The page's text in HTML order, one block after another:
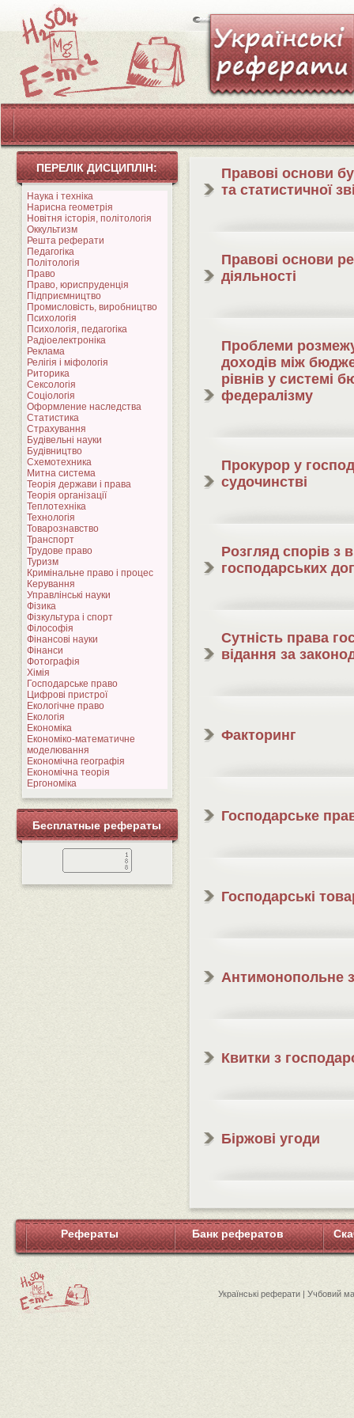
ПЕРЕЛІК ДИСЦИПЛІН:
Наука і техніка
Нарисна геометрія
Новітня історія, політологія
Оккультизм
Решта реферати
Педагогіка
Політологія
Право
Право, юриспруденція
Підприємництво
Промисловість, виробництво
Психологія
Психологія, педагогіка
Радіоелектроніка
Реклама
Релігія і міфологія
Риторика
Сексологія
Соціологія
Оформление наследства
Статистика
Страхування
Будівельні науки
Будівництво
Схемотехника
Митна система
Теорія держави і права
Теорія організації
Теплотехніка
Технологія
Товарознавство
Транспорт
Трудове право
Туризм
Кримінальне право і процес
Керування
Управлінські науки
Фізика
Фізкультура і спорт
Філософія
Фінансові науки
Фінанси
Фотографія
Хімія
Господарське право
Цифрові пристрої
Екологічне право
Екологія
Економіка
Економіко-математичне
моделювання
Економічна географія
Економічна теорія
Ергономіка
Бесплатные рефераты
Правові основи
та статистичної
Правові основи
діяльності
Проблеми
доходів між
рівнів у системі
федералізму
Прокурор у
судочинстві
Розгляд спорів з
господарських
Сутність права
відання за
Факторинг
Господарське
Господарські
Антимонопольне
Квитки з
Біржові угоди
Рефераты Банк рефератов
Українські реферати | Учбовий